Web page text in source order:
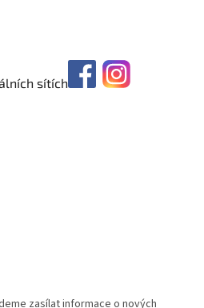
sítích
zasílat informace o nových